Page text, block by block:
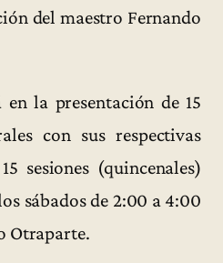
del maestro Fernando
la presentación de 15
con sus respectivas
sesiones (quincenales)
sábados de 2:00 a 4:00
Otraparte.